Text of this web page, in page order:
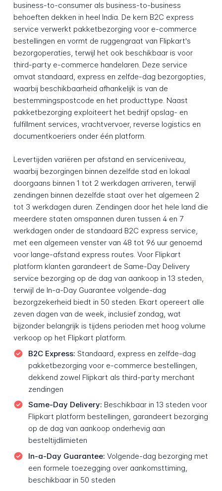
business-to-consumer als business-to-business
behoeften dekken in heel India. De kern B2C express
service verwerkt pakketbezorging voor e-commerce
bestellingen en vormt de ruggengraat van Flipkart's
bezorgoperaties, terwijl het ook beschikbaar is voor
third-party e-commerce handelaren. Deze service
omvat standaard, express en zelfde-dag bezorgopties,
waarbij beschikbaarheid afhankelijk is van de
bestemmingspostcode en het producttype. Naast
pakketbezorging exploiteert het bedrijf opslag- en
fulfillment services, vrachtvervoer, reverse logistics en
documentkoeriers onder één platform.
Levertijden variëren per afstand en serviceniveau,
waarbij bezorgingen binnen dezelfde stad en lokaal
doorgaans binnen 1 tot 2 werkdagen arriveren, terwijl
zendingen binnen dezelfde staat over het algemeen 2
tot 3 werkdagen duren. Zendingen door het hele land die
meerdere staten omspannen duren tussen 4 en 7
werkdagen onder de standaard B2C express service,
met een algemeen venster van 48 tot 96 uur genoemd
voor lange-afstand express routes. Voor Flipkart
platform klanten garandeert de Same-Day Delivery
service bezorging op de dag van aankoop in 13 steden,
terwijl de In-a-Day Guarantee volgende-dag
bezorgzekerheid biedt in 50 steden. Ekart opereert alle
zeven dagen van de week, inclusief zondag, wat
bijzonder belangrijk is tijdens perioden met hoog volume
verkoop op het Flipkart platform.
B2C Express: Standaard, express en zelfde-dag
pakketbezorging voor e-commerce bestellingen,
dekkend zowel Flipkart als third-party merchant
zendingen
Same-Day Delivery: Beschikbaar in 13 steden voor
Flipkart platform bestellingen, garandeert bezorging
op de dag van aankoop onderhevig aan
besteltijdlimieten
In-a-Day Guarantee: Volgende-dag bezorging met
een formele toezegging over aankomsttiming,
beschikbaar in 50 steden